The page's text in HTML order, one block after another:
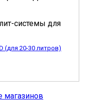
(для 20-30 литров)